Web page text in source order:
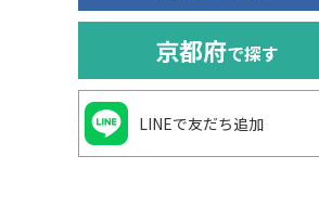
京都府で探す
LINEで友だち追加